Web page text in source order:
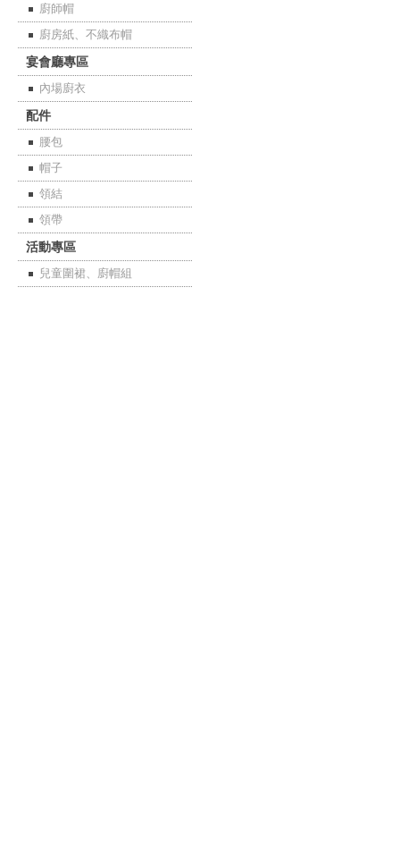
廚師帽
廚房紙、不織布帽
宴會廳專區
內場廚衣
配件
腰包
帽子
領結
領帶
活動專區
兒童圍裙、廚帽組